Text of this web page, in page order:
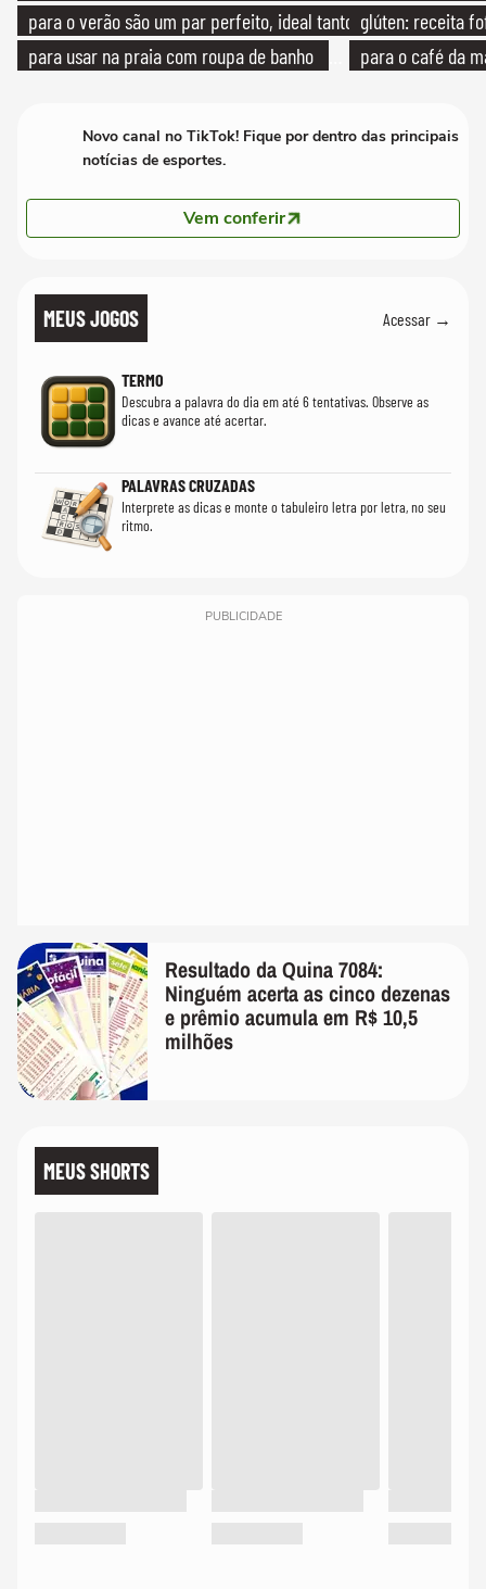
para o verão são um par perfeito, ideal tanto
para usar na praia com roupa de banho
glúten: receita
para o café da
Novo canal no TikTok! Fique por dentro das principais
notícias de esportes.
Vem conferir
MEUS JOGOS Acessar →
TERMO
Descubra a palavra do dia em até 6 tentativas. Observe as
dicas e avance até acertar.
PALAVRAS CRUZADAS
Interprete as dicas e monte o tabuleiro letra por letra, no seu
ritmo.
PUBLICIDADE
Resultado da Quina 7084:
Ninguém acerta as cinco dezenas
e prêmio acumula em R$ 10,5
milhões
MEUS SHORTS